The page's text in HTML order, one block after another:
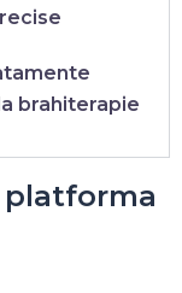
brahiterapie